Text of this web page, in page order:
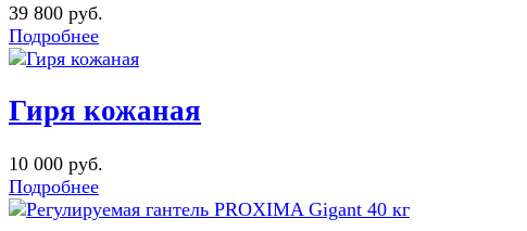
39 800 руб.
Подробнее
Гиря кожаная
10 000 руб.
Подробнее